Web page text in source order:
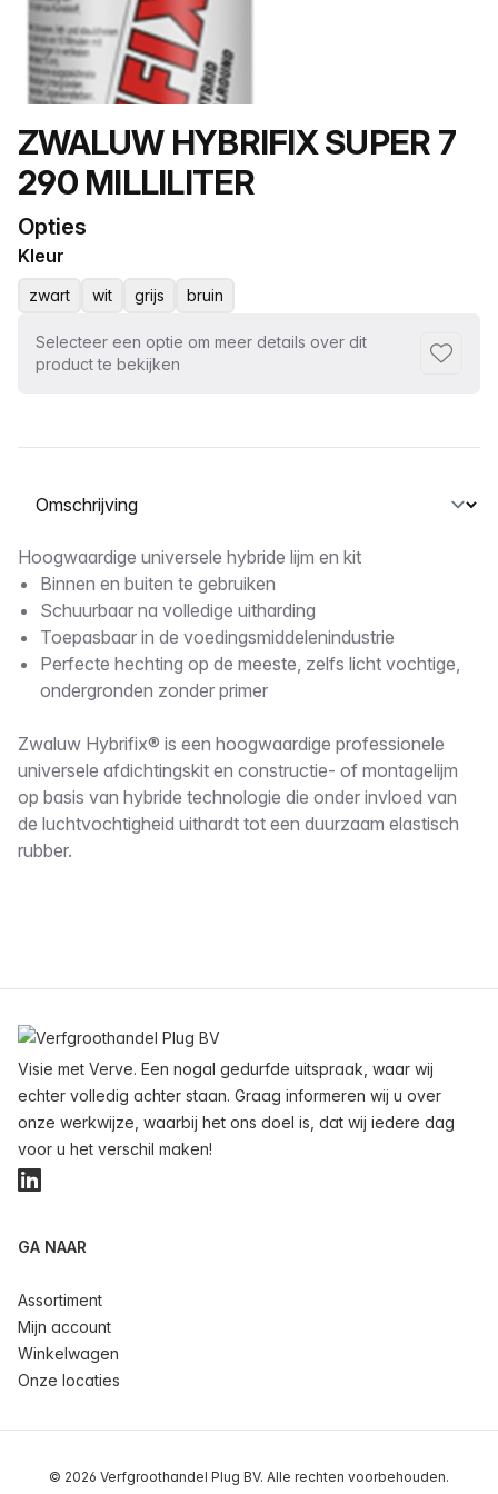
Productnaam
ZWALUW HYBRIFIX SUPER 7
290 MILLILITER
Opties
Kleur
zwart wit grijs bruin
Selecteer een optie om meer details over dit
product te bekijken
Selecteer een tabblad
Omschrijving
Hoogwaardige universele hybride lijm en kit
Binnen en buiten te gebruiken
Schuurbaar na volledige uitharding
Toepasbaar in de voedingsmiddelenindustrie
Perfecte hechting op de meeste, zelfs licht vochtige,
ondergronden zonder primer
Zwaluw Hybrifix® is een hoogwaardige professionele
universele afdichtingskit en constructie- of montagelijm
op basis van hybride technologie die onder invloed van
de luchtvochtigheid uithardt tot een duurzaam elastisch
rubber.
Visie met Verve. Een nogal gedurfde uitspraak, waar wij
echter volledig achter staan. Graag informeren wij u over
onze werkwijze, waarbij het ons doel is, dat wij iedere dag
voor u het verschil maken!
LinkedIn
GA NAAR
Assortiment
Mijn account
Winkelwagen
Onze locaties
© 2026 Verfgroothandel Plug BV. Alle rechten voorbehouden.